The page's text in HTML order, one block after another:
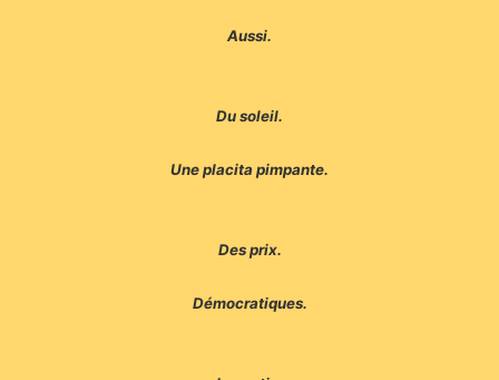
Aussi.
Du soleil.
Une placita pimpante.
Des prix.
Démocratiques.